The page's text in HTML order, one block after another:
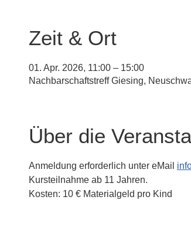
Zeit & Ort
01. Apr. 2026, 11:00 – 15:00
Nachbarschaftstreff Giesing,
Über die
Anmeldung erforderlich unter eMail
Kursteilnahme ab 11 Jahren.
Kosten: 10 € Materialgeld pro Kind